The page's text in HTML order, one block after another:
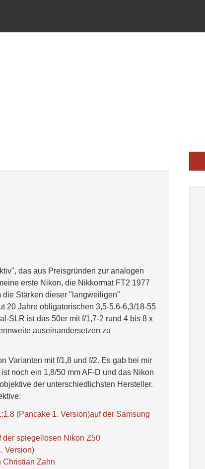
das aus Preisgründen zur analogen
erste Nikon, die Nikkormat FT2 1977
die Stärken dieser "langweiligen"
20 Jahre obligatorischen 3,5-5,6-6,3/18-55
SLR ist das 50er mit f/1,7-2 rund 4 bis 8 x
auseinandersetzen zu
Varianten mit f/1,8 und f/2. Es gab bei mir
noch ein 1,8/50 mm AF-D und das Nikon
der unterschiedlichsten Hersteller.
(Pancake 1. Version)auf der Samsung
der spiegellosen Nikon Z50
Version)
Christian Zahn